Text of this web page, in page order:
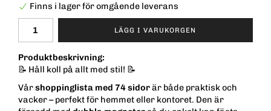
Finns i lager för omgående leverans
LÄGG I VARUKORGEN
Produktbeskrivning:
📝 Håll koll på allt med stil! 📝
Vårshoppinglista med 74 sidorär både praktisk och
vacker – perfekt för hemmet eller kontoret. Den är